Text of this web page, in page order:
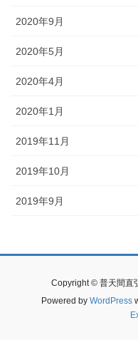
2020年9月
2020年5月
2020年4月
2020年1月
2019年11月
2019年10月
2019年9月
Copyright © 普天間直
Powered by WordPress